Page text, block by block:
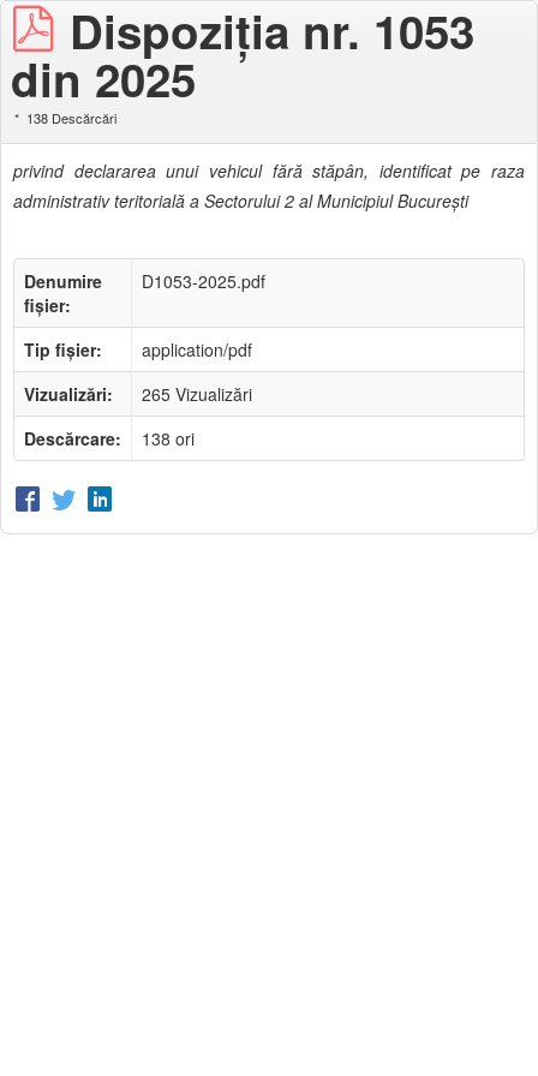
Dispoziţia nr. 1053
din 2025
138 Descărcări
privind declararea unui vehicul fără stăpân, identificat pe raza
administrativ teritorială a Sectorului 2 al Municipiul Bucureşti
Denumire
fișier:
D1053-2025.pdf
Tip fișier:
application/pdf
Vizualizări:
265 Vizualizări
Descărcare:
138 ori